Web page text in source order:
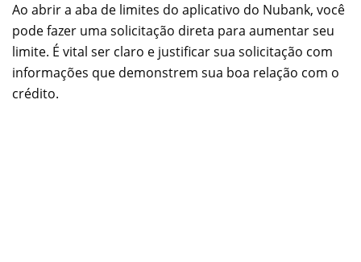
Ao abrir a aba de limites do aplicativo do Nubank, você
pode fazer uma solicitação direta para aumentar seu
limite. É vital ser claro e justificar sua solicitação com
informações que demonstrem sua boa relação com o
crédito.